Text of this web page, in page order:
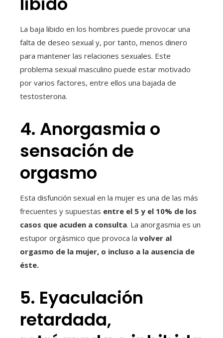
La baja libido en los hombres puede provocar una
falta de deseo sexual y, por tanto, menos dinero
para mantener las relaciones sexuales. Este
problema sexual masculino puede estar motivado
por varios factores, entre ellos una bajada de
testosterona.
4. Anorgasmia o
sensación de
orgasmo
Esta disfunción sexual en la mujer es una de las más
frecuentes y supuestas entre el 5 y el 10% de los
casos que acuden a consulta. La anorgasmia es un
estupor orgásmico que provoca la volver al
orgasmo de la mujer, o incluso a la ausencia de
éste.
5. Eyaculación
retardada,